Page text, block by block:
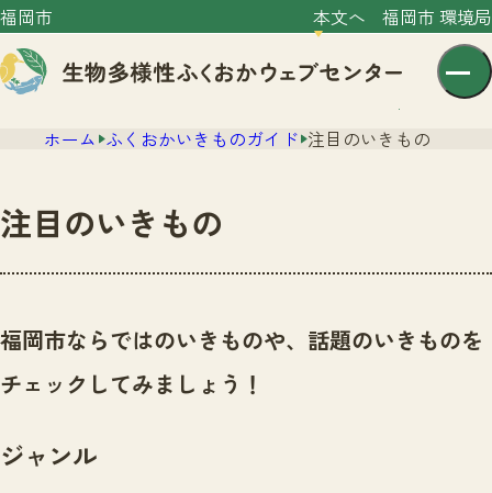
福岡市 本文へ 福岡市 環境局
センター紹介
センター紹介TOP
サイトポリシー
ニュース
いきものガイド
イベント
ホーム ふくおかいきものガイド 注目のいきもの
注目のいきもの
福岡市ならではのいきものや、話題のいきものを
チェックしてみましょう！
ジャンル